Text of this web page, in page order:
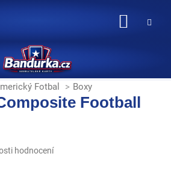
Fotbal Boxy
Football
hodnocení